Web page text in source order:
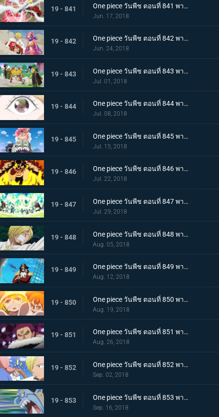
19 - 841 One piece วันพีช ตอนที่ 841 พากย์ไทย หนีจากปาร์ตี้น้ำชา! ลูฟี่ ปะทะ บิ๊กมัม!
Jun. 17, 2018
19 - 842 One piece วันพีช ตอนที่ 842 พากย์ไทย เริ่มบทลงโทษ อวสานลูฟี่และพวกพ้อง!
Jun. 24, 2018
19 - 843 One piece วันพีช ตอนที่ 843 พากย์ไทย ปราสาทพังทลาย พวกลูฟี่เปิดฉากการหนีอีกครั้ง!
Jul. 01, 2018
19 - 844 One piece วันพีช ตอนที่ 844 พากย์ไทย หอกแห่งเอลบัฟ! การโจมตีจากบนฟ้าของบิ๊กมัม!
Jul. 08, 2018
19 - 845 One piece วันพีช ตอนที่ 845 พากย์ไทย การตัดสินใจของพุดดิ้ง! ป่าล่อลวง! ที่อยู่ในกองเพลิง
Jul. 15, 2018
19 - 846 One piece วันพีช ตอนที่ 846 พากย์ไทย สายฟ้าโต้กลับ! นามิและเมฆสายฟ้าซุส!
Jul. 22, 2018
19 - 847 One piece วันพีช ตอนที่ 847 พากย์ไทย เจอกันอีกครั้งโดยบังเอิญ! ซันจิและพุดดิ้งชั่วร้ายที่กำลังตกหลุมรัก!
Jul. 29, 2018
19 - 848 One piece วันพีช ตอนที่ 848 พากย์ไทย ปกป้องซันนี่! การต่อสู้อย่างสุดกำลัง! ช็อปเปอร์และบรู๊ค!
Aug. 05, 2018
19 - 849 One piece วันพีช ตอนที่ 849 พากย์ไทย ก่อนจะย่ำรุ่ง! หัวหน้ากลุ่มผู้พิทักษ์ เปโดร
Aug. 12, 2018
19 - 850 One piece วันพีช ตอนที่ 850 พากย์ไทย ต้องกลับไปแน่นอน การออกเรือโดยมีชีวิตเป็นเดิมพันของลูฟี่!
Aug. 19, 2018
19 - 851 One piece วันพีช ตอนที่ 851 พากย์ไทย ชายผู้มีค่าหัวพันล้าน! 1 ใน 3 ขุนพลสุดแกร่ง คาตาคุริ
Aug. 26, 2018
19 - 852 One piece วันพีช ตอนที่ 852 พากย์ไทย เปิดฉากศึกอันดุเดือด ลูฟี่ ปะทะ คาตาคุริ
Sep. 02, 2018
19 - 853 One piece วันพีช ตอนที่ 853 พากย์ไทย กรีนรูม! นายท้ายเรือไร้พ่าย จินเบ!
Sep. 16, 2018